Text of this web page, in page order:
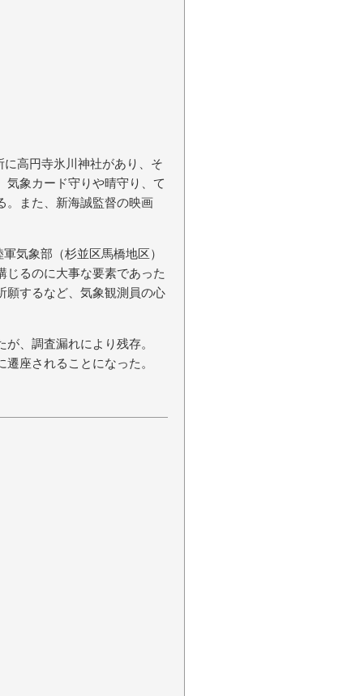
高円寺氷川神社があり、そ
気象カード守りや晴守り、て
。また、新海誠監督の映画
気象部（杉並区馬橋地区）
じるのに大事な要素であった
願するなど、気象観測員の心
、調査漏れにより残存。
座されることになった。